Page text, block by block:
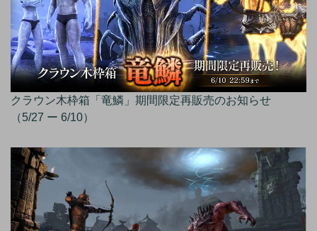
クラウン木枠箱「竜鱗」期間限定再販売のお知らせ
（5/27 ー 6/10）